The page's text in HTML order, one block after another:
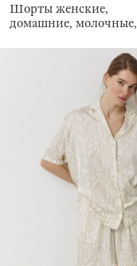
Шорты женские,
домашние, молочные,